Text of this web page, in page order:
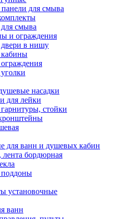
для смыва
смыва
и ограждения
в нишу
насадки
для лейки
стойки
для ванн и душевых кабин
бордюрная
установочные
ванн